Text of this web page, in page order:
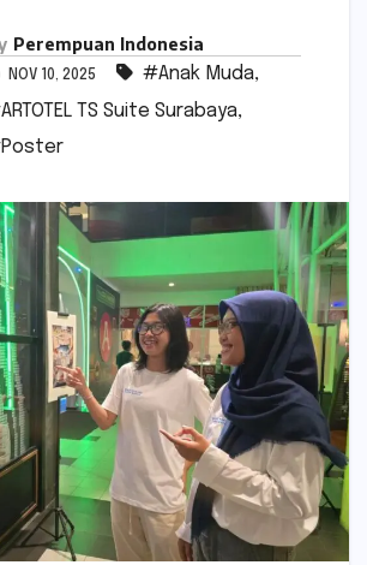
Perempuan Indonesia
NOV 10, 2025 #Anak Muda,
TS Suite Surabaya,